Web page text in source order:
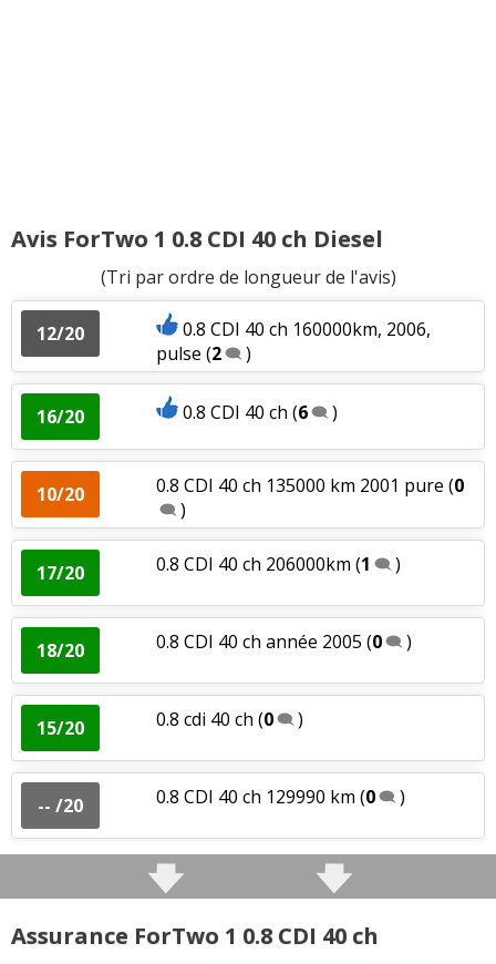
Avis ForTwo 1 0.8 CDI 40 ch Diesel
(Tri par ordre de longueur de l'avis)
12/20
0.8 CDI 40 ch 160000km, 2006,
pulse (2 )
16/20 0.8 CDI 40 ch (6 )
10/20 0.8 CDI 40 ch 135000 km 2001 pure (0
)
17/20 0.8 CDI 40 ch 206000km (1 )
18/20 0.8 CDI 40 ch année 2005 (0 )
15/20 0.8 cdi 40 ch (0 )
-- /20 0.8 CDI 40 ch 129990 km (0 )
Assurance ForTwo 1 0.8 CDI 40 ch